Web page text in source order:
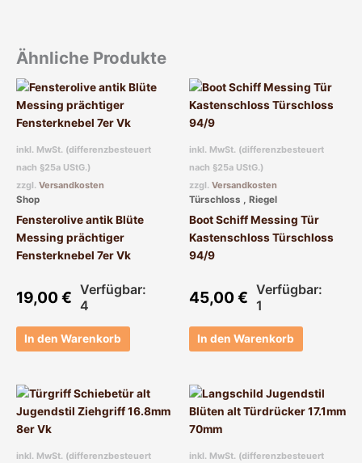
Ähnliche Produkte
inkl. MwSt. (differenzbesteuert
nach §25a UStG.)
zzgl. Versandkosten
Shop
Fensterolive antik Blüte
Messing prächtiger
Fensterknebel 7er Vk
19,00€ Verfügbar:
4
In den Warenkorb
inkl. MwSt. (differenzbesteuert
nach §25a UStG.)
zzgl. Versandkosten
Türschloss , Riegel
Boot Schiff Messing Tür
Kastenschloss Türschloss
94/9
45,00€ Verfügbar:
1
In den Warenkorb
inkl. MwSt. (differenzbesteuert
inkl. MwSt. (differenzbesteuert